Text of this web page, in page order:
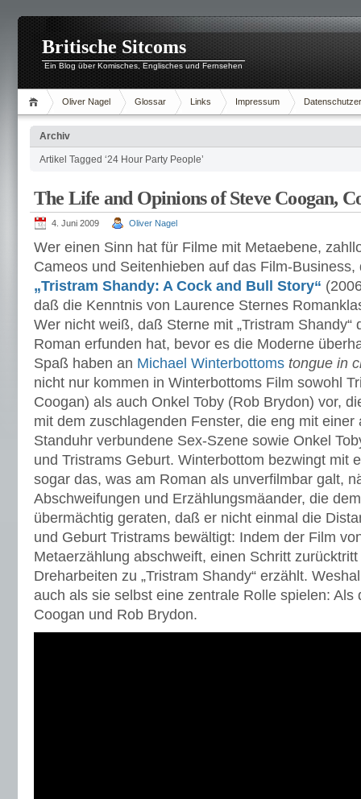
Britische Sitcoms
Ein Blog über Komisches, Englisches und Fernsehen
Oliver Nagel Glossar Links Impressum
Archiv
Artikel Tagged ‘24 Hour Party People’
The Life and Opinions of Steve Coogan,
4. Juni 2009 Oliver Nagel
Wer einen Sinn hat für Filme mit Metaebene,
Cameos und Seitenhieben auf das Film-
„Tristram Shandy: A Cock and Bull Story“
daß die Kenntnis von Laurence Sternes
Wer nicht weiß, daß Sterne mit „Tristram Shandy“
Roman erfunden hat, bevor es die Moderne
Spaß haben an Michael Winterbottoms tongue in
nicht nur kommen in Winterbottoms Film sowohl
Coogan) als auch Onkel Toby (Rob Brydon) vor,
mit dem zuschlagenden Fenster, die eng mit einer
Standuhr verbundene Sex-Szene sowie Onkel
und Tristrams Geburt. Winterbottom bezwingt mit
sogar das, was am Roman als unverfilmbar galt,
Abschweifungen und Erzählungsmäander, die
übermächtig geraten, daß er nicht einmal die
und Geburt Tristrams bewältigt: Indem der Film
Metaerzählung abschweift, einen Schritt
Dreharbeiten zu „Tristram Shandy“ erzählt.
auch als sie selbst eine zentrale Rolle spielen: Als
Coogan und Rob Brydon.